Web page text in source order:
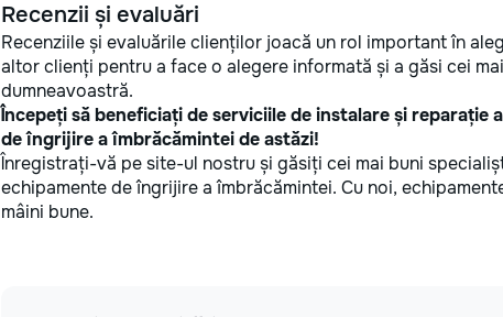
Recenzii și evaluări
Recenziile și evaluările clienților joacă un rol important în
altor clienți pentru a face o alegere informată și a găsi cei
dumneavoastră.
Începeți să beneficiați de serviciile de instalare și reparație
de îngrijire a îmbrăcămintei de astăzi!
Înregistrați-vă pe site-ul nostru și găsiți cei mai buni
echipamente de îngrijire a îmbrăcămintei. Cu noi,
mâini bune.